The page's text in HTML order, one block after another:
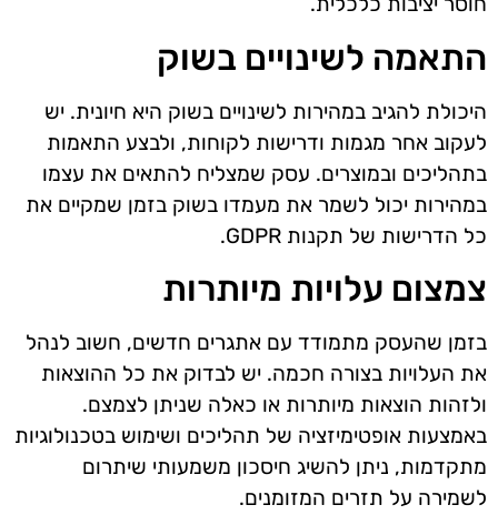
התאמה לשינויים בשוק
היכולת להגיב במהירות לשינויים בשוק היא חיונית. יש
לעקוב אחר מגמות ודרישות לקוחות, ולבצע התאמות
בתהליכים ובמוצרים. עסק שמצליח להתאים את עצמו
במהירות יכול לשמר את מעמדו בשוק בזמן שמקיים את
כל הדרישות של תקנות GDPR.
צמצום עלויות מיותרות
בזמן שהעסק מתמודד עם אתגרים חדשים, חשוב לנהל
את העלויות בצורה חכמה. יש לבדוק את כל ההוצאות
ולזהות הוצאות מיותרות או כאלה שניתן לצמצם.
באמצעות אופטימיזציה של תהליכים ושימוש בטכנולוגיות
מתקדמות, ניתן להשיג חיסכון משמעותי שיתרום
לשמירה על תזרים המזומנים.